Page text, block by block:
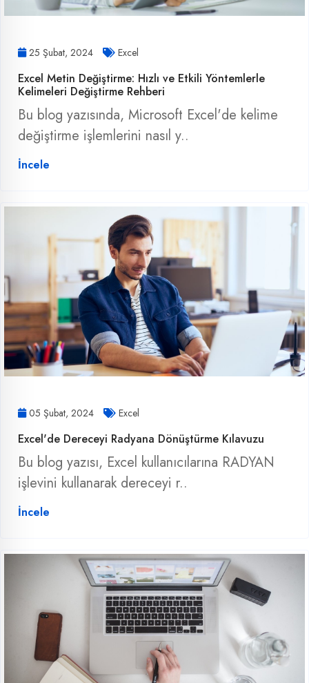
25 Şubat, 2024 Excel
Excel Metin Değiştirme: Hızlı ve Etkili Yöntemlerle
Kelimeleri Değiştirme Rehberi
Bu blog yazısında, Microsoft Excel'de kelime
değiştirme işlemlerini nasıl y..
İncele
05 Şubat, 2024 Excel
Excel'de Dereceyi Radyana Dönüştürme Kılavuzu
Bu blog yazısı, Excel kullanıcılarına RADYAN
işlevini kullanarak dereceyi r..
İncele